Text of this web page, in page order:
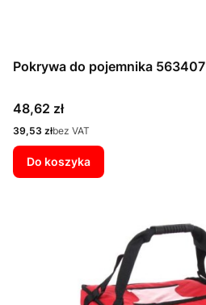
Pokrywa do pojemnika 563407
Cena
48,62 zł
Cena
39,53 złbez VAT
Do koszyka